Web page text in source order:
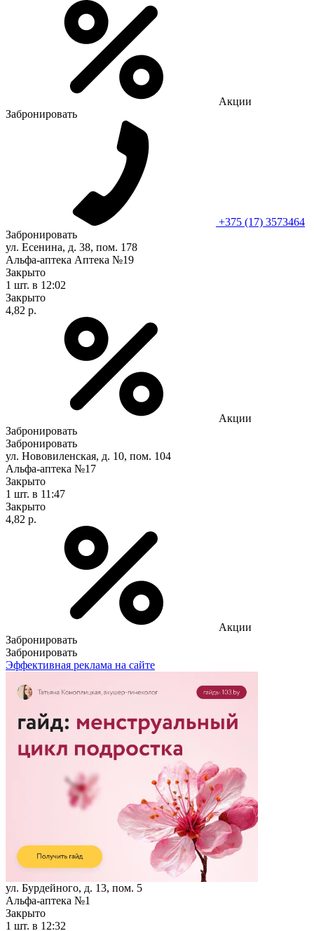
Акции
Забронировать
+375 (17) 3573464
Забронировать
ул. Есенина, д. 38, пом. 178
Альфа-аптека Аптека №19
Закрыто
1 шт. в 12:02
Закрыто
4,82 р.
Акции
Забронировать
Забронировать
ул. Нововиленская, д. 10, пом. 104
Альфа-аптека №17
Закрыто
1 шт. в 11:47
Закрыто
4,82 р.
Акции
Забронировать
Забронировать
Эффективная реклама на сайте
ул. Бурдейного, д. 13, пом. 5
Альфа-аптека №1
Закрыто
1 шт. в 12:32